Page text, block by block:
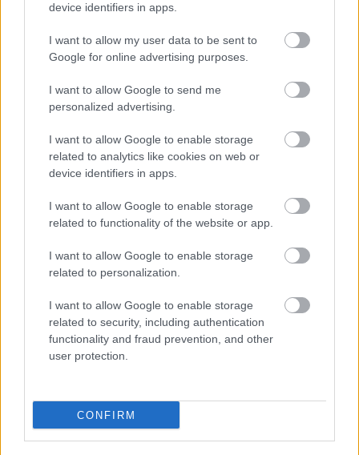
device identifiers in apps.
I want to allow my user data to be sent to
Google for online advertising purposes.
I want to allow Google to send me
personalized advertising.
I want to allow Google to enable storage
related to analytics like cookies on web or
device identifiers in apps.
I want to allow Google to enable storage
related to functionality of the website or app.
I want to allow Google to enable storage
related to personalization.
I want to allow Google to enable storage
related to security, including authentication
functionality and fraud prevention, and other
user protection.
CONFIRM
g rejtett
gyöngyszeme
Nagy-György
Attila
szocioterape
utával